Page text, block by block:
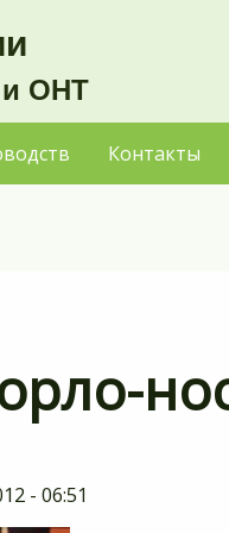
и ОНТ
Контакты
- 06:51